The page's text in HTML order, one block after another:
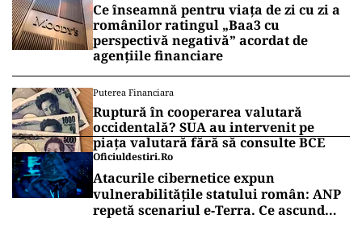
Ce înseamnă pentru viața de zi cu zi a
românilor ratingul „Baa3 cu
perspectivă negativă” acordat de
agențiile financiare
Puterea Financiara
Ruptură în cooperarea valutară
occidentală? SUA au intervenit pe
piața valutară fără să consulte BCE
Oficiuldestiri.ro
Atacurile cibernetice expun
vulnerabilitățile statului român: ANP
repetă scenariul e‑Terra. Ce ascund